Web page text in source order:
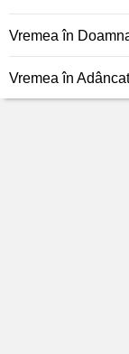
Vremea în
Vremea în